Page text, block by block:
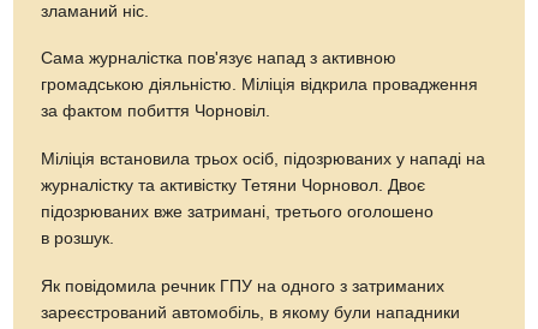
зламаний ніс.
Сама журналістка пов'язує напад з активною
громадською діяльністю. Міліція відкрила провадження
за фактом побиття Чорновіл.
Міліція встановила трьох осіб, підозрюваних у нападі на
журналістку та активістку Тетяни Чорновол. Двоє
підозрюваних вже затримані, третього оголошено
в розшук.
Як повідомила речник ГПУ на одного з затриманих
зареєстрований автомобіль, в якому були нападники